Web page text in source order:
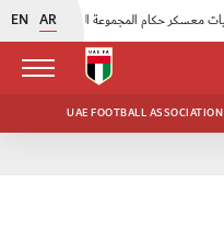
EN ARانطلاق منافسات بطولة النخبة لحرس الرئاسة
UAE FOOTBALL ASSOCIATION